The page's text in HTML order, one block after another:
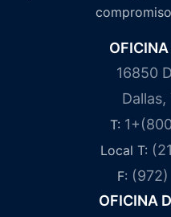
16850
T:
Local T:
F:
OFICINA